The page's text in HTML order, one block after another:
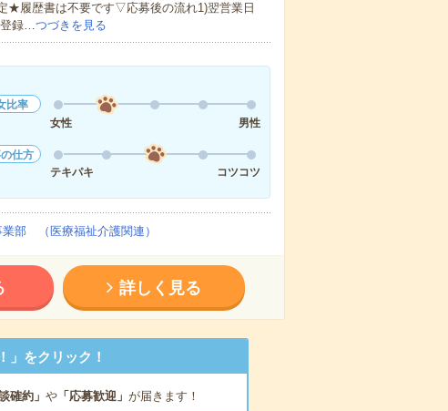
★履歴書は不要です▽応募後の流れ1)翌営業日
登録…つづきを見る
比率
女性
男性
仕方
テキパキ
コツコツ
部 （医療福祉介護関連）
詳しく見る
をクリック！
確約」 や「応募歓迎」 が届きます！